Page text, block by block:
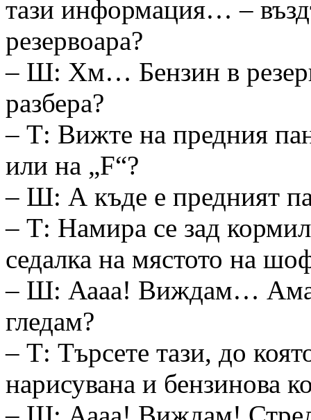
тази информация… –
резервоара?
– Ш: Хм… Бензин в
разбера?
– Т: Вижте на предния
или на „F“?
– Ш: А къде е предният
– Т: Намира се зад
седалка на мястото на
– Ш: Аааа! Виждам… Ама
гледам?
– Т: Търсете тази, до
нарисувана и бензинова